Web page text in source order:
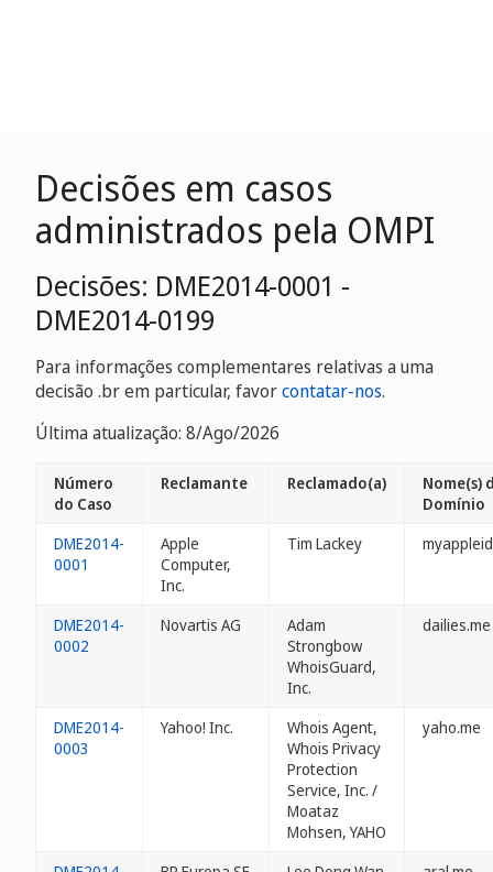
Decisões em casos
administrados pela OMPI
Decisões: DME2014-0001 -
DME2014-0199
Para informações complementares relativas a uma
decisão .br em particular, favorcontatar-nos.
Última atualização: 8/Ago/2026
Número
do Caso
Reclamante Reclamado(a)
Nome(s)
Domínio
DME2014-
0001
Apple
Computer,
Inc.
Tim Lackey
DME2014-
0002
Novartis AG
Adam
Strongbow
WhoisGuard,
Inc.
dailies.me
DME2014-
0003
Yahoo! Inc.
Whois Agent,
Whois Privacy
Protection
Service, Inc. /
Moataz
Mohsen, YAHO
yaho.me